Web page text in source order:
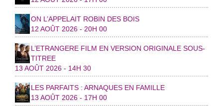
ON L’APPELAIT ROBIN DES BOIS
12 AOÛT 2026 - 20H 00
L’ETRANGERE FILM EN VERSION ORIGINALE SOUS-
TITREE
13 AOÛT 2026 - 14H 30
LES PARFAITS : ARNAQUES EN FAMILLE
13 AOÛT 2026 - 17H 00